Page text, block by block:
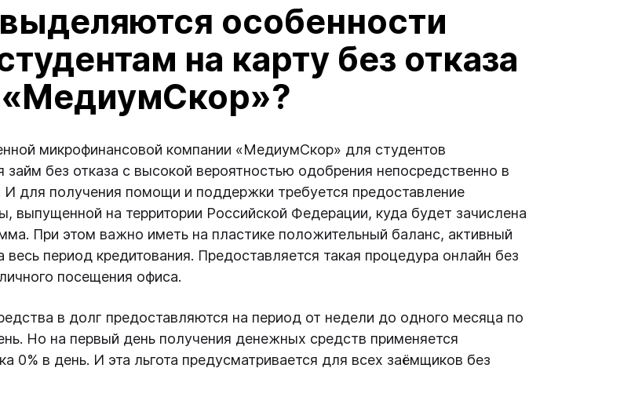
особенности
на карту без отказа
микрофинансовой компании «МедиумСкор» для студентов
займ без отказа с высокой вероятностью одобрения непосредственно в
И для получения помощи и поддержки требуется предоставление
выпущенной на территории Российской Федерации, куда будет зачислена
При этом важно иметь на пластике положительный баланс, активный
весь период кредитования. Предоставляется такая процедура онлайн без
посещения офиса.
в долг предоставляются на период от недели до одного месяца по
Но на первый день получения денежных средств применяется
0% в день. И эта льгота предусматривается для всех заёмщиков без